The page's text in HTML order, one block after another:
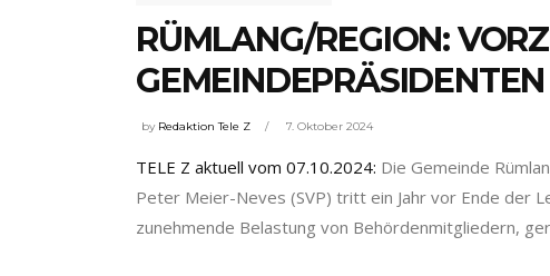
RÜMLANG/REGION:
by Redaktion Tele Z 7. Oktober 2024
TELE Z aktuell vom 07.10.2024: Die Gemeinde
Peter Meier-Neves (SVP) tritt ein Jahr vor Ende der
zunehmende Belastung von Behördenmitgliedern,